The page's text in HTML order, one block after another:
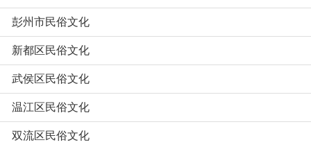
彭州市民俗文化
新都区民俗文化
武侯区民俗文化
温江区民俗文化
双流区民俗文化